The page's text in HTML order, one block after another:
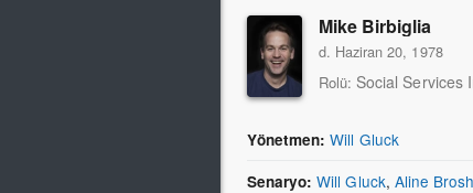
Mike Birbiglia
d. Haziran 20, 1978
Rolü: Social Services
Yönetmen: Will Gluck
Senaryo: Will Gluck, Aline